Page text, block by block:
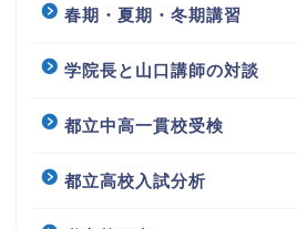
春期・夏期・冬期講習
学院長と山口講師の対談
都立中高一貫校受検
都立高校入試分析